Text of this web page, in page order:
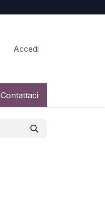
Accedi
Contattaci